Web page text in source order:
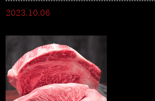
2023.10.06